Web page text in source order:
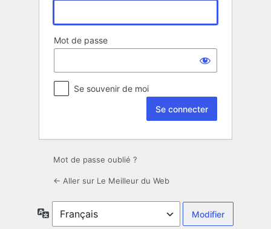
Mot de passe
Se souvenir de moi
Mot de passe oublié ?
← Aller sur Le Meilleur du Web
Langue